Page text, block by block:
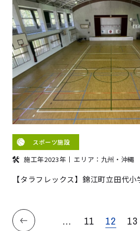
スポーツ施設
施工年2023年 エリア：九州・沖縄
【タラフレックス】錦江町立田代
... 11 12 13